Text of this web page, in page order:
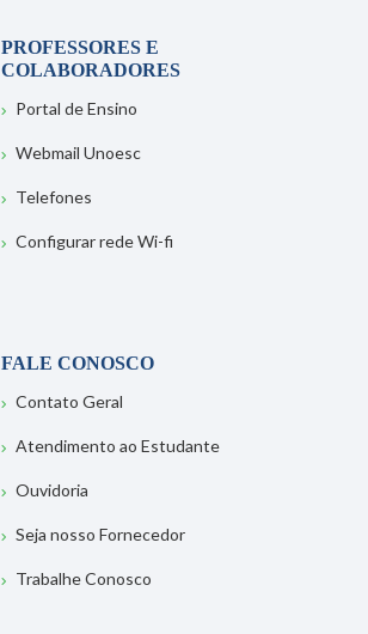
PROFESSORES E
COLABORADORES
Portal de Ensino
Webmail Unoesc
Telefones
Configurar rede Wi-fi
FALE CONOSCO
Contato Geral
Atendimento ao Estudante
Ouvidoria
Seja nosso Fornecedor
Trabalhe Conosco